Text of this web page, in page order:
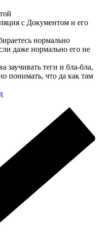
с Документом и его
нормально
даже нормально его не
заучивать теги и бла-бла,
понимать, что да как там